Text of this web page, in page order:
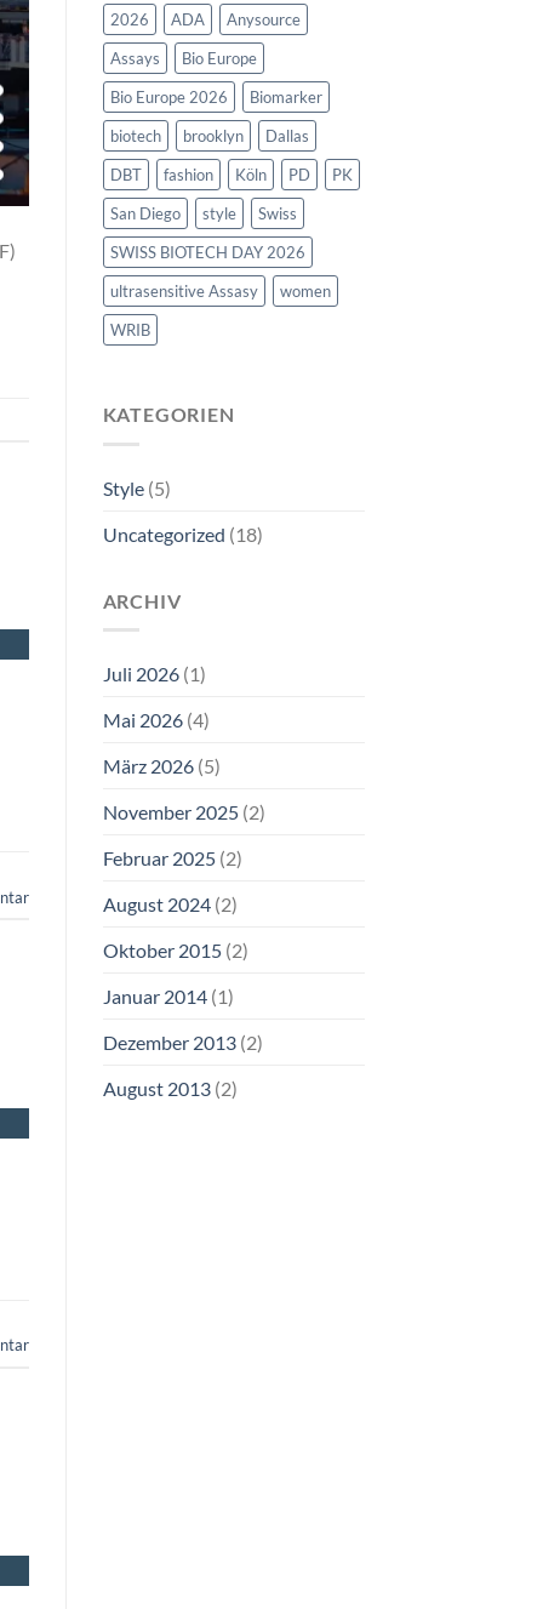
2026 ADA
Anysource
Assays
Bio Europe
Bio Europe 2026
Biomarker
biotech
brooklyn
Dallas
DBT
fashion Köln PD
PK
San Diego
style
Swiss
SWISS BIOTECH DAY 2026
ultrasensitive Assasy
women
WRIB
KATEGORIEN
Style(5)
Uncategorized (18)
ARCHIV
Juli 2026(1)
Mai 2026(4)
März 2026(5)
November 2025(2)
Februar 2025(2)
August 2024(2)
Oktober 2015(2)
Januar 2014(1)
Dezember 2013(2)
August 2013(2)